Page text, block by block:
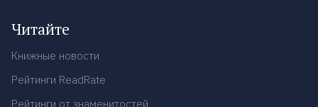
Читайте
Книжные новости
Рейтинги ReadRate
Рейтинги от знаменитостей